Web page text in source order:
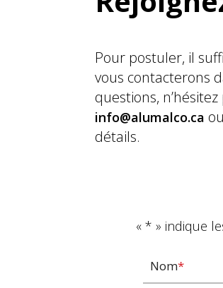
Pour postuler, il
vous contacterons
questions,
info@alumalco.ca
détails.
« * » indique
Nom*